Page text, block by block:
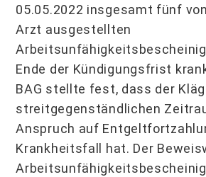
05.05.2022 insgesamt fünf
Arzt ausgestellten
Ende der Kündigungsfrist
BAG stellte fest, dass der
streitgegenständlichen
Anspruch auf
Krankheitsfall hat. Der